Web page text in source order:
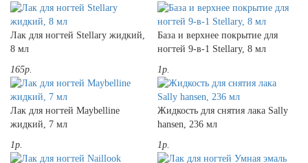
Лак для ногтей Stellary жидкий,
8 мл
165р.
База и верхнее покрытие для
ногтей 9-в-1 Stellary, 8 мл
1р.
Лак для ногтей Maybelline
жидкий, 7 мл
1р.
Жидкость для снятия лака Sally
hansen, 236 мл
1р.